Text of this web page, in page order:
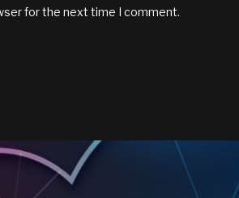
for the next time I comment.